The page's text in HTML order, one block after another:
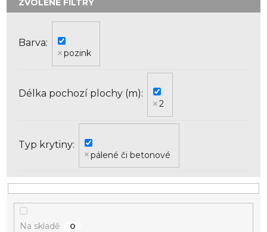
Barva
pozink
Délka pochozí plochy (m)
2
Typ krytiny
pálené či betonové
Na skladě 0